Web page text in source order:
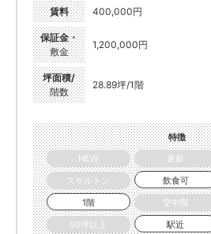
賃料 400,000円
保証金・
敷金
1,200,000円
坪面積/
階数
28.89坪/1階
特徴
NEW
更新
スケルトン
飲食可
1階
空中階
50坪以上
駅近